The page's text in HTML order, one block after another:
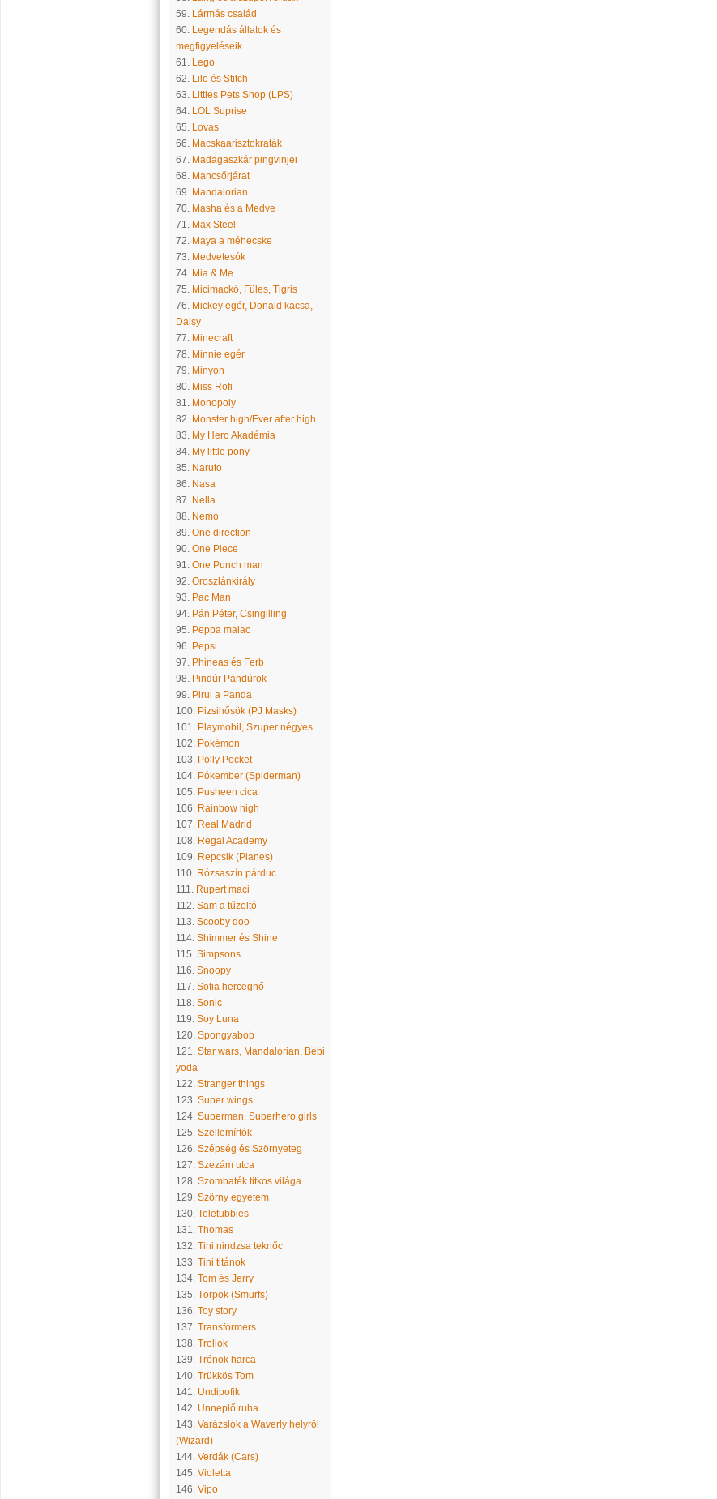
59. Lármás család
60. Legendás állatok és
megfigyeléseik
61. Lego
62. Lilo és Stitch
63. Littles Pets Shop (LPS)
64. LOL Suprise
65. Lovas
66. Macskaarisztokraták
67. Madagaszkár pingvinjei
68. Mancsőrjárat
69. Mandalorian
70. Masha és a Medve
71. Max Steel
72. Maya a méhecske
73. Medvetesók
74. Mia & Me
75. Micimackó, Füles, Tigris
76. Mickey egér, Donald kacsa,
Daisy
77. Minecraft
78. Minnie egér
79. Minyon
80. Miss Röfi
81. Monopoly
82. Monster high/Ever after high
83. My Hero Akadémia
84. My little pony
85. Naruto
86. Nasa
87. Nella
88. Nemo
89. One direction
90. One Piece
91. One Punch man
92. Oroszlánkirály
93. Pac Man
94. Pán Péter, Csingilling
95. Peppa malac
96. Pepsi
97. Phineas és Ferb
98. Pindúr Pandúrok
99. Pirul a Panda
100. Pizsihősök (PJ Masks)
101. Playmobil, Szuper négyes
102. Pokémon
103. Polly Pocket
104. Pókember (Spiderman)
105. Pusheen cica
106. Rainbow high
107. Real Madrid
108. Regal Academy
109. Repcsik (Planes)
110. Rózsaszín párduc
111. Rupert maci
112. Sam a tűzoltó
113. Scooby doo
114. Shimmer és Shine
115. Simpsons
116. Snoopy
117. Sofia hercegnő
118. Sonic
119. Soy Luna
120. Spongyabob
121. Star wars, Mandalorian, Bébi
yoda
122. Stranger things
123. Super wings
124. Superman, Superhero girls
125. Szellemírtók
126. Szépség és Szörnyeteg
127. Szezám utca
128. Szombaték titkos világa
129. Szörny egyetem
130. Teletubbies
131. Thomas
132. Tini nindzsa teknőc
133. Tini titánok
134. Tom és Jerry
135. Törpök (Smurfs)
136. Toy story
137. Transformers
138. Trollok
139. Trónok harca
140. Trükkös Tom
141. Undipofik
142. Ünneplő ruha
143. Varázslók a Waverly helyről
(Wizard)
144. Verdák (Cars)
145. Violetta
146. Vipo